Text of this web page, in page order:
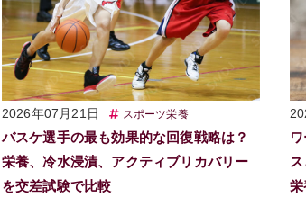
2026年07月21日 スポーツ栄養
バスケ選手の最も効果的な回復戦略は？
栄養、冷水浸漬、アクティブリカバリー
を交差試験で比較
栄